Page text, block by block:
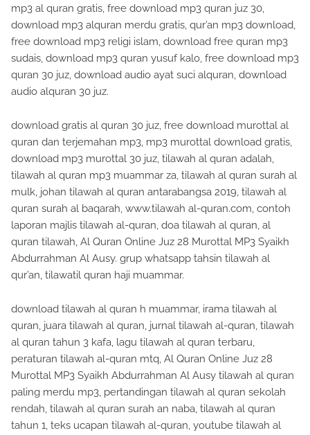
mp3 al quran gratis, free download mp3 quran juz 30,
download mp3 alquran merdu gratis, qur’an mp3 download,
free download mp3 religi islam, download free quran mp3
sudais, download mp3 quran yusuf kalo, free download mp3
quran 30 juz, download audio ayat suci alquran, download
audio alquran 30 juz.
download gratis al quran 30 juz, free download murottal al
quran dan terjemahan mp3, mp3 murottal download gratis,
download mp3 murottal 30 juz, tilawah al quran adalah,
tilawah al quran mp3 muammar za, tilawah al quran surah al
mulk, johan tilawah al quran antarabangsa 2019, tilawah al
quran surah al baqarah, www.tilawah al-quran.com, contoh
laporan majlis tilawah al-quran, doa tilawah al quran, al
quran tilawah, Al Quran Online Juz 28 Murottal MP3 Syaikh
Abdurrahman Al Ausy. grup whatsapp tahsin tilawah al
qur’an, tilawatil quran haji muammar.
download tilawah al quran h muammar, irama tilawah al
quran, juara tilawah al quran, jurnal tilawah al-quran, tilawah
al quran tahun 3 kafa, lagu tilawah al quran terbaru,
peraturan tilawah al-quran mtq, Al Quran Online Juz 28
Murottal MP3 Syaikh Abdurrahman Al Ausy tilawah al quran
paling merdu mp3, pertandingan tilawah al quran sekolah
rendah, tilawah al quran surah an naba, tilawah al quran
tahun 1, teks ucapan tilawah al-quran, youtube tilawah al